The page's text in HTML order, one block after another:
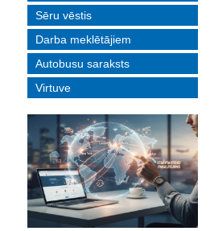
Sēru vēstis
Darba meklētājiem
Autobusu saraksts
Virtuve